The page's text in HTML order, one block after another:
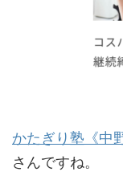
かたぎり塾《中
さんですね。